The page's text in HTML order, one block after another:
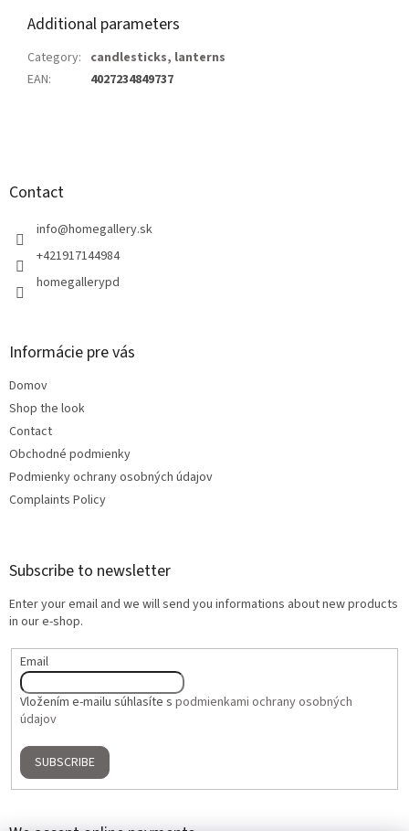
Additional parameters
Category: candlesticks, lanterns
EAN: 4027234849737
Contact
info@homegallery.sk
+421917144984
homegallerypd
Informácie pre vás
Domov
Shop the look
Contact
Obchodné podmienky
Podmienky ochrany osobných údajov
Complaints Policy
Subscribe to newsletter
Enter your email and we will send you informations about new products
in our e-shop.
Email
Vložením e-mailu súhlasíte s podmienkami ochrany osobných
údajov
SUBSCRIBE